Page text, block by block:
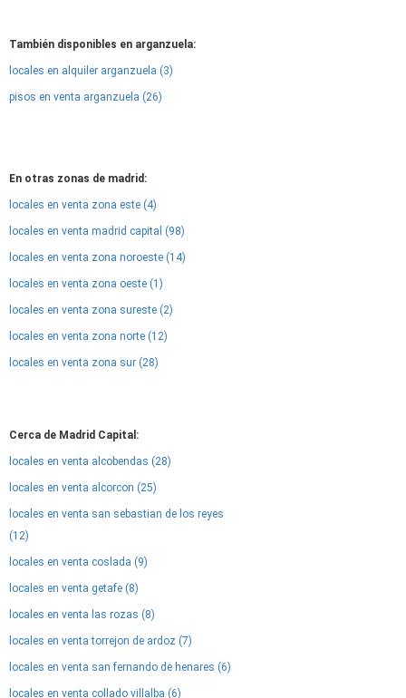
También disponibles en arganzuela:
locales en alquiler arganzuela (3)
pisos en venta arganzuela (26)
En otras zonas de madrid:
locales en venta zona este (4)
locales en venta madrid capital (98)
locales en venta zona noroeste (14)
locales en venta zona oeste (1)
locales en venta zona sureste (2)
locales en venta zona norte (12)
locales en venta zona sur (28)
Cerca de Madrid Capital:
locales en venta alcobendas (28)
locales en venta alcorcon (25)
locales en venta san sebastian de los reyes
(12)
locales en venta coslada (9)
locales en venta getafe (8)
locales en venta las rozas (8)
locales en venta torrejon de ardoz (7)
locales en venta san fernando de henares (6)
locales en venta collado villalba (6)